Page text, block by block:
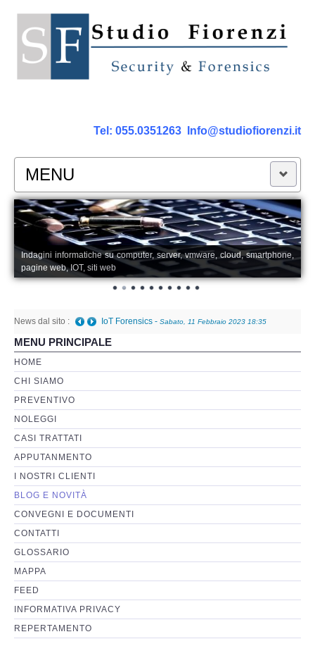
Tel: 055.0351263 Info@studiofiorenzi.it
MENU
PERIZIE
Perizia Computer
Perizia Smartphone Tablet,Cell.
Perizia Rete dati
Perizia Basi di Dati
Perizia Immagini e Video
Perzia su Software/Programmi
Perizia Fonica e Trascrizioni
Perizia su Social Network
Perizia Web Reputation
Perizia Host e Mainframe
Perizia Contratti ICT
Perizia Disp. Elettronici
Indagini informatiche su computer, server, vmware, cloud, smartphone,
pagine web, IOT, siti web
News dal sito : IoT Forensics - Sabato, 11 Febbraio 2023 18:35
MENU PRINCIPALE
HOME
CHI SIAMO
PREVENTIVO
NOLEGGI
CASI TRATTATI
APPUTANMENTO
I NOSTRI CLIENTI
BLOG E NOVITÀ
CONVEGNI E DOCUMENTI
CONTATTI
GLOSSARIO
MAPPA
FEED
INFORMATIVA PRIVACY
REPERTAMENTO